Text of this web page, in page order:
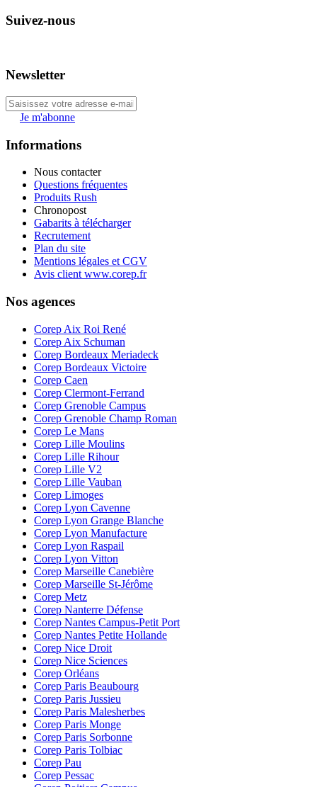
Suivez-nous
Newsletter
Je m'abonne
Informations
Nous contacter
Questions fréquentes
Produits Rush
Chronopost
Gabarits à télécharger
Recrutement
Plan du site
Mentions légales et CGV
Avis client www.corep.fr
Nos agences
Corep Aix Roi René
Corep Aix Schuman
Corep Bordeaux Meriadeck
Corep Bordeaux Victoire
Corep Caen
Corep Clermont-Ferrand
Corep Grenoble Campus
Corep Grenoble Champ Roman
Corep Le Mans
Corep Lille Moulins
Corep Lille Rihour
Corep Lille V2
Corep Lille Vauban
Corep Limoges
Corep Lyon Cavenne
Corep Lyon Grange Blanche
Corep Lyon Manufacture
Corep Lyon Raspail
Corep Lyon Vitton
Corep Marseille Canebière
Corep Marseille St-Jérôme
Corep Metz
Corep Nanterre Défense
Corep Nantes Campus-Petit Port
Corep Nantes Petite Hollande
Corep Nice Droit
Corep Nice Sciences
Corep Orléans
Corep Paris Beaubourg
Corep Paris Jussieu
Corep Paris Malesherbes
Corep Paris Monge
Corep Paris Sorbonne
Corep Paris Tolbiac
Corep Pau
Corep Pessac